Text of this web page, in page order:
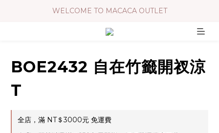
WELCOME TO MACACA OUTLET
BOE2432 自在竹籤開衩涼
T
全店，滿 NT＄3000元 免運費